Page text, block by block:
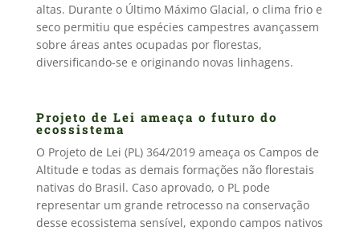
altas. Durante o Último Máximo Glacial, o clima frio e
seco permitiu que espécies campestres avançassem
sobre áreas antes ocupadas por florestas,
diversificando-se e originando novas linhagens.
Projeto de Lei ameaça o futuro do
ecossistema
O Projeto de Lei (PL) 364/2019 ameaça os Campos de
Altitude e todas as demais formações não florestais
nativas do Brasil. Caso aprovado, o PL pode
representar um grande retrocesso na conservação
desse ecossistema sensível, expondo campos nativos